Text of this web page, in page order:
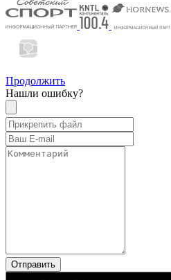
Продолжить
Нашли ошибку?